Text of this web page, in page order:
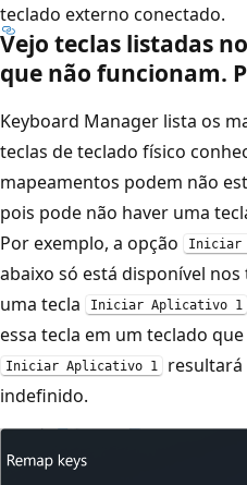
teclado externo conectado.
Vejo teclas listadas
que não funcionam.
Keyboard Manager lista os
teclas de teclado físico
mapeamentos podem não
pois pode não haver uma
Por exemplo, a opção
Iniciar
abaixo só está disponível
uma tecla
Iniciar Aplicativo 1
essa tecla em um teclado
Iniciar Aplicativo 1
indefinido.